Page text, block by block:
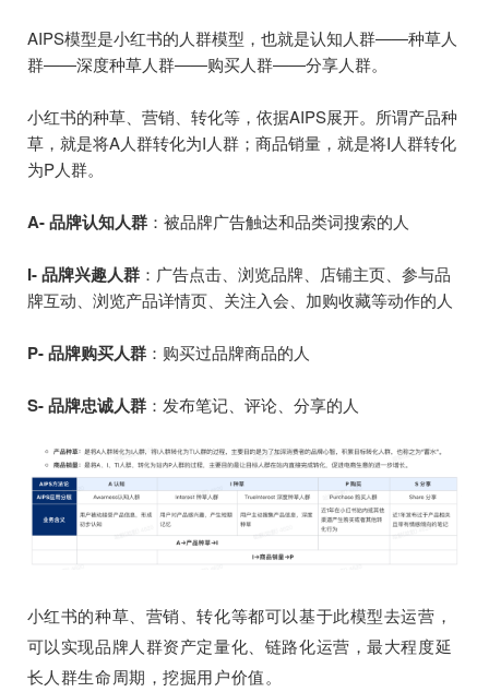
AIPS模型是小红书的人群模型，也就是认知人群——种草人
群——深度种草人群——购买人群——分享人群。
小红书的种草、营销、转化等，依据AIPS展开。所谓产品种
草，就是将A人群转化为I人群；商品销量，就是将I人群转化
为P人群。
A- 品牌认知人群：被品牌广告触达和品类词搜索的人
I- 品牌兴趣人群：广告点击、浏览品牌、店铺主页、参与品
牌互动、浏览产品详情页、关注入会、加购收藏等动作的人
P- 品牌购买人群：购买过品牌商品的人
S- 品牌忠诚人群：发布笔记、评论、分享的人
小红书的种草、营销、转化等都可以基于此模型去运营，
可以实现品牌人群资产定量化、链路化运营，最大程度延
长人群生命周期，挖掘用户价值。